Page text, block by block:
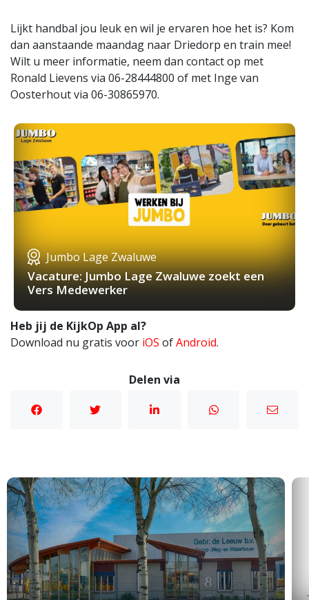
Lijkt handbal jou leuk en wil je ervaren hoe het is? Kom
dan aanstaande maandag naar Driedorp en train mee!
Wilt u meer informatie, neem dan contact op met
Ronald Lievens via 06-28444800 of met Inge van
Oosterhout via 06-30865970.
Jumbo Lage Zwaluwe
Vacature: Jumbo Lage Zwaluwe zoekt een
Vers Medewerker
Heb jij de KijkOp App al?
Download nu gratis voor iOS ofAndroid.
Delen via